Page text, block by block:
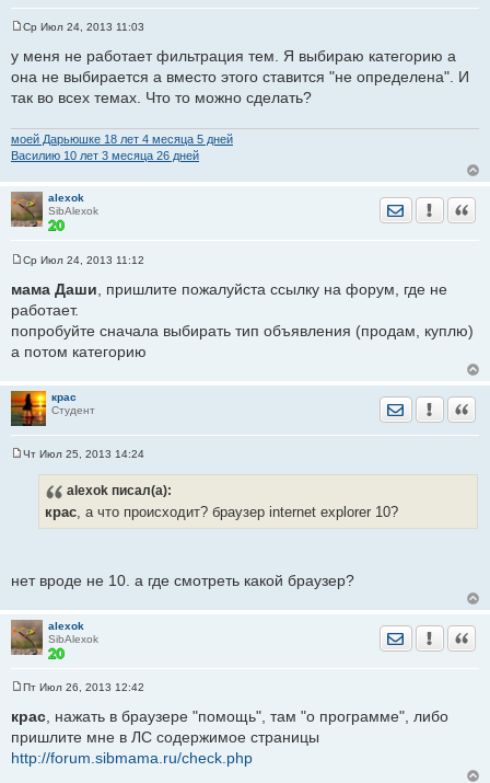
о
б
е
и
е
Ср Июл 24, 2013 11:03
у меня не работает фильтрация тем. Я выбираю категорию а
она не выбирается а вместо этого ставится "не определена". И
так во всех темах. Что то можно сделать?
моей Дарьюшке 18 лет 4 месяца 5 дней
Василию 10 лет 3 месяца 26 дней
alexok
SibAlexok
Отправить
о
б
е
н
Ср Июл 24, 2013 11:12
мама Даши , пришлите пожалуйста ссылку на форум, где не
работает.
попробуйте сначала выбирать тип объявления (продам, куплю)
а потом категорию
крас
Студент
Отправить
Чт Июл 25, 2013 14:24
alexok писал(а):
крас , а что происходит? браузер internet explorer 10?
нет вроде не 10. а где смотреть какой браузер?
alexok
SibAlexok
Отправить
о
б
е
Пт Июл 26, 2013 12:42
крас, нажать в браузере "помощь", там "о программе", либо
пришлите мне в ЛС содержимое страницы
http://forum.sibmama.ru/check.php